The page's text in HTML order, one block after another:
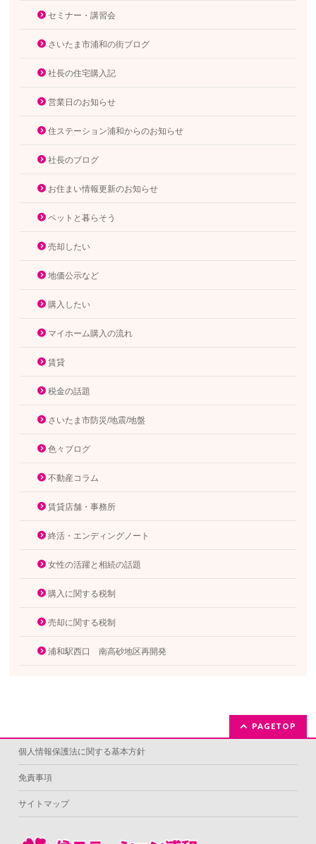
セミナー・講習会
さいたま市浦和の街ブログ
社長の住宅購入記
営業日のお知らせ
住ステーション浦和からのお知らせ
社長のブログ
お住まい情報更新のお知らせ
ペットと暮らそう
売却したい
地価公示など
購入したい
マイホーム購入の流れ
賃貸
税金の話題
さいたま市防災/地震/地盤
色々ブログ
不動産コラム
賃貸店舗・事務所
終活・エンディングノート
女性の活躍と相続の話題
購入に関する税制
売却に関する税制
浦和駅西口 南高砂地区再開発
PAGETOP
個人情報保護法に関する基本方針
免責事項
サイトマップ